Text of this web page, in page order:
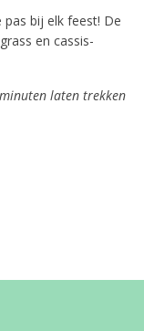
bij elk feest! De
en cassis-
laten trekken